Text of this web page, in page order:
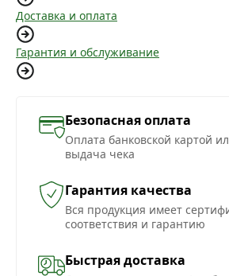
Доставка и оплата
Гарантия и обслуживание
Безопасная оплата
Оплата банковской картой
выдача чека
Гарантия качества
Вся продукция имеет
соответствия и гарантию
Быстрая доставка